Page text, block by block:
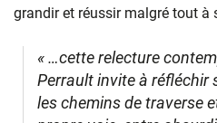
grandir et réussir malgré tout à
« …cette relecture
Perrault invite à réfléchir
les chemins de traverse